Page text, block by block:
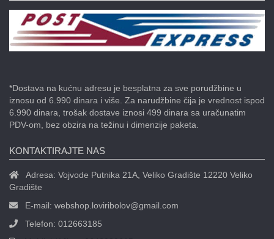
*Dostava na kućnu adresu je besplatna za sve porudžbine u
iznosu od 6.990 dinara i više. Za narudžbine čija je vrednost ispod
6.990 dinara, trošak dostave iznosi 499 dinara sa uračunatim
PDV-om, bez obzira na težinu i dimenzije paketa.
KONTAKTIRAJTE NAS
Adresa: Vojvode Putnika 21A, Veliko Gradište 12220 Veliko
Gradište
E-mail: webshop.loviribolov@gmail.com
Telefon: 012663185